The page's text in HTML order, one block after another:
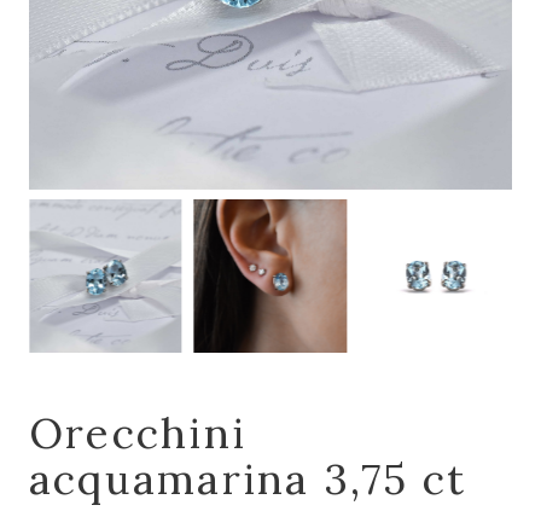
Orecchini
acquamarina 3,75 ct